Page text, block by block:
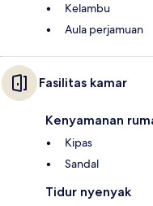
Kelambu
Aula perjamuan
Fasilitas kamar
Kenyamanan
Kipas
Sandal
Tidur nyenyak